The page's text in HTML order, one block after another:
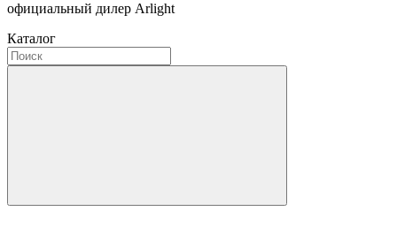
официальный дилер Arlight
Каталог